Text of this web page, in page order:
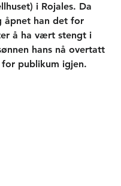
i Rojales. Da
åpnet han det for
å ha vært stengt i
hans nå overtatt
publikum igjen.